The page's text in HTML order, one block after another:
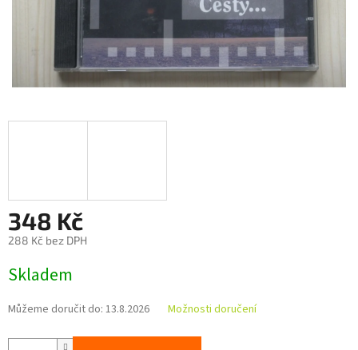
348 Kč
288 Kč bez DPH
cena:
Skladem
Můžeme doručit do: 13.8.2026 Možnosti doručení